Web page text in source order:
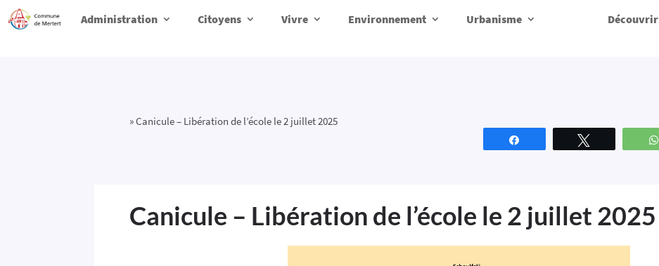
Administration Citoyens Vivre Environnement Urbanisme Découvrir
»Canicule – Libération de l’école le 2 juillet 2025
Canicule – Libération de l’école le 2 juillet 2025